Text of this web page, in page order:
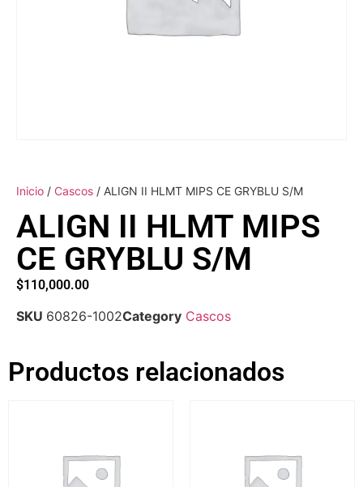
Inicio / Cascos / ALIGN II HLMT MIPS CE GRYBLU S/M
ALIGN II HLMT MIPS
CE GRYBLU S/M
$110,000.00
SKU 60826-1002Category Cascos
Productos relacionados